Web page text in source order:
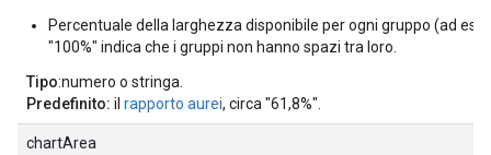
Percentuale della larghezza disponibile per ogni gruppo (ad es.
"100%" indica che i gruppi non hanno spazi tra loro.
Tipo:numero o stringa.
Predefinito: il rapporto aurei, circa "61,8%".
chartArea